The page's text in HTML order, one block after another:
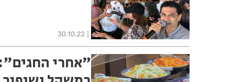
30.10.22
"אחרי